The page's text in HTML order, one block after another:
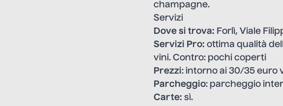
champagne.
Servizi
Dove si trova: Forlì, Viale
Servizi Pro: ottima qualità
vini. Contro: pochi coperti
Prezzi: intorno ai 30/35 euro
Parcheggio: parcheggio
Carte: sì.